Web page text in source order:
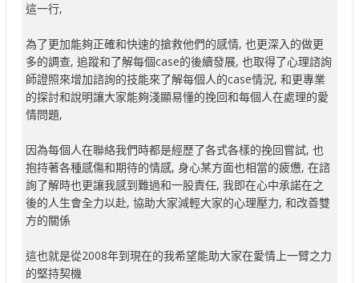
這一行,
為了更加能夠正確和快速的搶救他們的感情, 也更深入的做更
多的調查, 追蹤和了解每個case的後續發展, 也取得了心理諮詢
師證照來增加諮詢的技能來了解每個人的case情況, 和更專業
的探討和說明讓大家能夠淺顯易懂的挽回和每個人在處理的愛
情問題,
因為每個人在聯絡我們時都是經歷了各式各樣的挽回嘗試, 也
抱持著各種感傷和期待的情感, 身心某方面也相當的疲憊, 在諮
詢了解時也更讓我感到難過和一股責任, 我即在心中承諾在之
後的人生會全力以赴, 協助大家減輕大家的心理壓力, 和改善雙
方的關係
這也就是從2008年到現在的我希望能助大家在愛情上一臂之力
的堅持契機